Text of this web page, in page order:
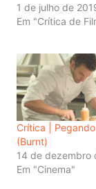
1 de julho de
Em "Crítica de
Crítica |
(Burnt)
14 de dezembro
Em "Cinema"